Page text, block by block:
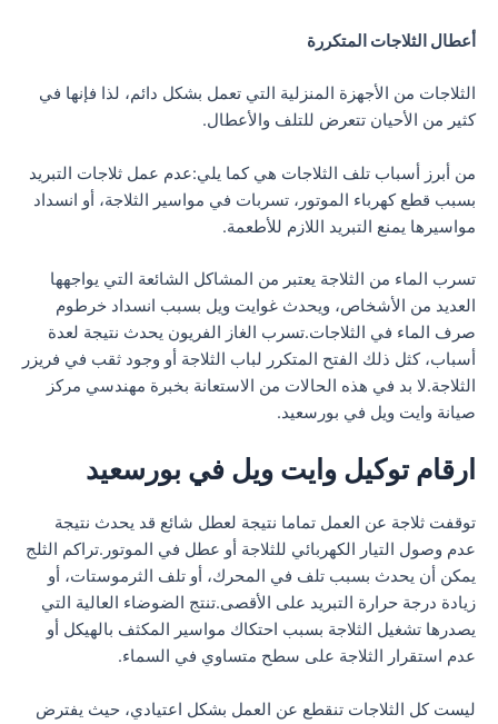
أعطال الثلاجات المتكررة
الثلاجات من الأجهزة المنزلية التي تعمل بشكل دائم، لذا فإنها في
كثير من الأحيان تتعرض للتلف والأعطال.
من أبرز أسباب تلف الثلاجات هي كما يلي:عدم عمل ثلاجات التبريد
بسبب قطع كهرباء الموتور، تسربات في مواسير الثلاجة، أو انسداد
مواسيرها يمنع التبريد اللازم للأطعمة.
تسرب الماء من الثلاجة يعتبر من المشاكل الشائعة التي يواجهها
العديد من الأشخاص، ويحدث غوايت ويل بسبب انسداد خرطوم
صرف الماء في الثلاجات.تسرب الغاز الفريون يحدث نتيجة لعدة
أسباب، كثل ذلك الفتح المتكرر لباب الثلاجة أو وجود ثقب في فريزر
الثلاجة.لا بد في هذه الحالات من الاستعانة بخبرة مهندسي مركز
صيانة وايت ويل في بورسعيد.
ارقام توكيل وايت ويل في بورسعيد
توقفت ثلاجة عن العمل تماما نتيجة لعطل شائع قد يحدث نتيجة
عدم وصول التيار الكهربائي للثلاجة أو عطل في الموتور.تراكم الثلج
يمكن أن يحدث بسبب تلف في المحرك، أو تلف الثرموستات، أو
زيادة درجة حرارة التبريد على الأقصى.تنتج الضوضاء العالية التي
يصدرها تشغيل الثلاجة بسبب احتكاك مواسير المكثف بالهيكل أو
عدم استقرار الثلاجة على سطح متساوي في السماء.
ليست كل الثلاجات تنقطع عن العمل بشكل اعتيادي، حيث يفترض